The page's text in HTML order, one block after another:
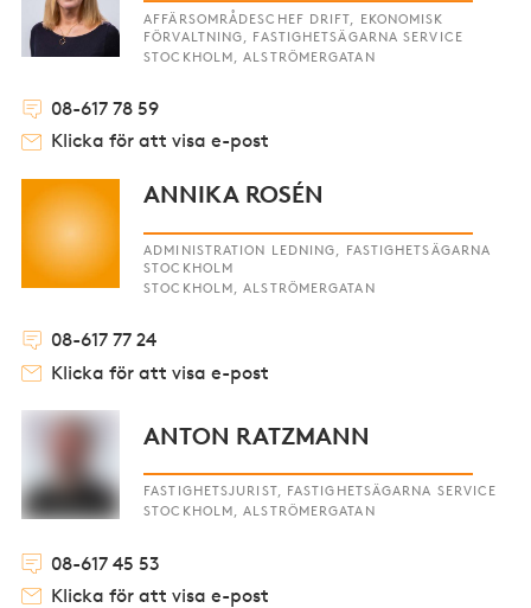
AFFÄRSOMRÅDESCHEF DRIFT, EKONOMISK
FÖRVALTNING, FASTIGHETSÄGARNA SERVICE
STOCKHOLM, ALSTRÖMERGATAN
08-617 78 59
Klicka för att visa e-post
ANNIKA ROSÉN
ADMINISTRATION LEDNING, FASTIGHETSÄGARNA
STOCKHOLM
STOCKHOLM, ALSTRÖMERGATAN
08-617 77 24
Klicka för att visa e-post
ANTON RATZMANN
FASTIGHETSJURIST, FASTIGHETSÄGARNA SERVICE
STOCKHOLM, ALSTRÖMERGATAN
08-617 45 53
Klicka för att visa e-post